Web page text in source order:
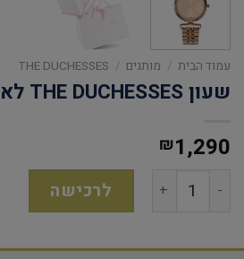
עמוד הבית / מותגים /
THE DUCHESSES
שעון THE DUCHESSES לאישה
₪1,290
לרכישה